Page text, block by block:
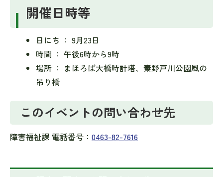
開催日時等
日にち ： 9月23日
時間 ： 午後6時から9時
場所 ： まほろば大橋時計塔、秦野戸川公園風の
吊り橋
このイベントの問い合わせ先
障害福祉課 電話番号： 0463-82-7616